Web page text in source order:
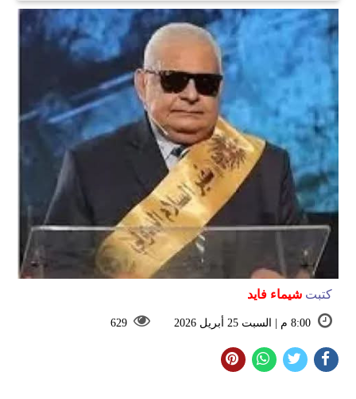
كتبت شيماء فايد
8:00 م | السبت 25 أبريل 2026 629